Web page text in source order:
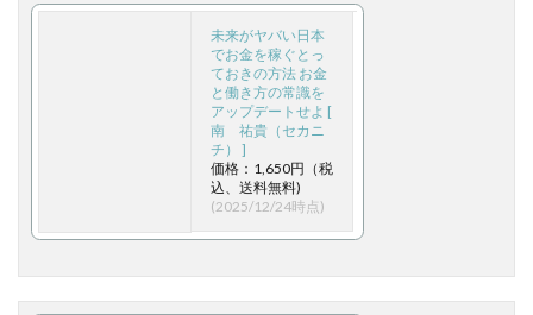
未来がヤバい日本
でお金を稼ぐとっ
ておきの方法 お金
と働き方の常識を
アップデートせよ [
南 祐貴（セカニ
チ） ]
価格：1,650円（税
込、送料無料)
(2025/12/24時点)